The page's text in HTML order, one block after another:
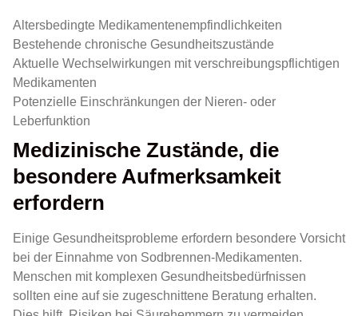
Altersbedingte Medikamentenempfindlichkeiten
Bestehende chronische Gesundheitszustände
Aktuelle Wechselwirkungen mit verschreibungspflichtigen
Medikamenten
Potenzielle Einschränkungen der Nieren- oder
Leberfunktion
Medizinische Zustände, die
besondere Aufmerksamkeit
erfordern
Einige Gesundheitsprobleme erfordern besondere Vorsicht
bei der Einnahme von Sodbrennen-Medikamenten.
Menschen mit komplexen Gesundheitsbedürfnissen
sollten eine auf sie zugeschnittene Beratung erhalten.